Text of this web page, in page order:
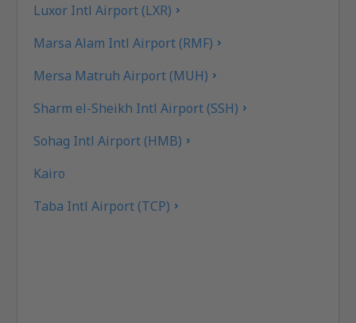
Luxor Intl Airport (LXR)
Marsa Alam Intl Airport (RMF)
Mersa Matruh Airport (MUH)
Sharm el-Sheikh Intl Airport (SSH)
Sohag Intl Airport (HMB)
Kairo
Taba Intl Airport (TCP)